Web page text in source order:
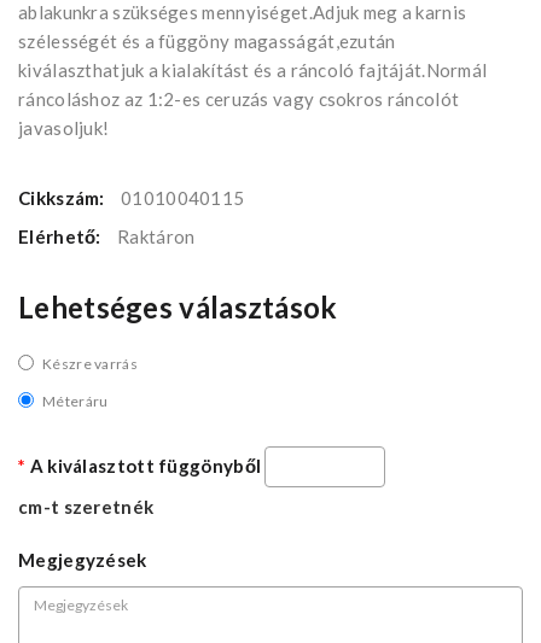
ablakunkra szükséges mennyiséget.Adjuk meg a karnis
szélességét és a függöny magasságát,ezután
kiválaszthatjuk a kialakítást és a ráncoló fajtáját.Normál
ráncoláshoz az 1:2-es ceruzás vagy csokros ráncolót
javasoljuk!
Cikkszám:
01010040115
Elérhető:
Raktáron
Lehetséges választások
Készre varrás
Méteráru
A kiválasztott függönyből
cm-t szeretnék
Megjegyzések